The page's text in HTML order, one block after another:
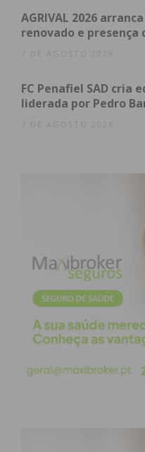
promovidos por
Encontro de famílias,
Uma iniciativa a
vivência de uma Igreja
comunidade de
Subscreva
Assine nossa
obtenha de
AGRIVAL 2026
renovado e
7 DE AGOSTO 2026
FC Penafiel SAD cria
liderada por Pedro
7 DE AGOSTO 2026